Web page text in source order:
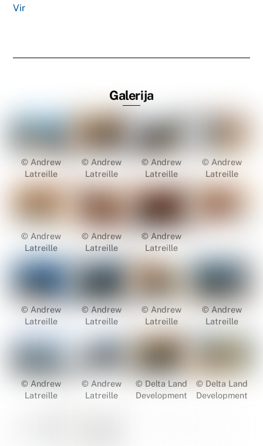
Vir
Galerija
© Andrew
Latreille
© Andrew
Latreille
© Andrew
Latreille
© Andrew
Latreille
© Andrew
Latreille
© Andrew
Latreille
© Andrew
Latreille
© Andrew
Latreille
© Andrew
Latreille
© Andrew
Latreille
© Andrew
Latreille
© Andrew
Latreille
© Andrew
Latreille
© Delta Land
Development
© Delta Land
Development